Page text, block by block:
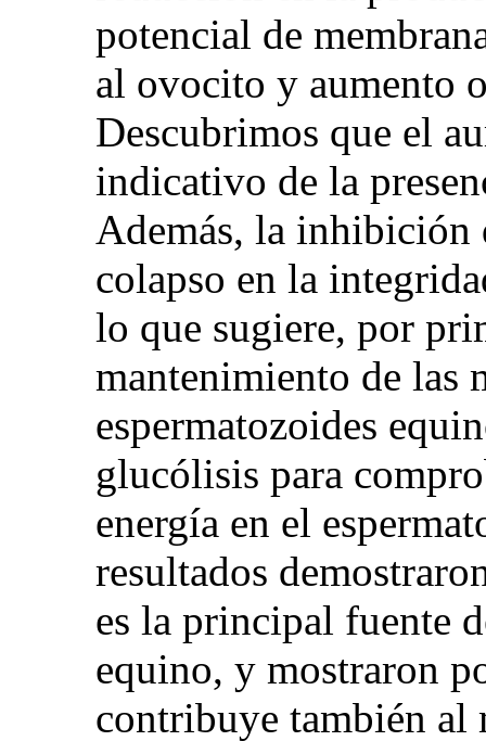
potencial de
al ovocito y aumento
Descubrimos que el
indicativo de la
Además, la inhibición
colapso en la
lo que sugiere, por
mantenimiento de las
espermatozoides
glucólisis para
energía en el
resultados
es la principal fuente
equino, y mostraron
contribuye también al